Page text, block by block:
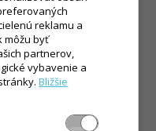
využívať aj
VX 675
v jednom
reklamu a
môžu byť
partnerov,
vybavenie a
Bližšie